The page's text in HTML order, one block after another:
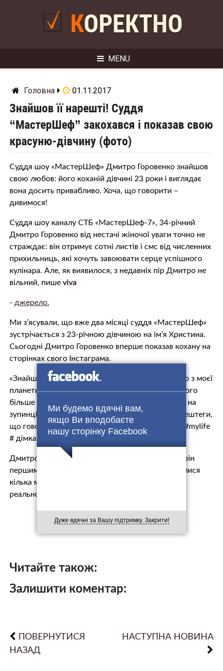
Ми будемо вдячні вам,
якщо Ви вподобаєте
нашу сторінку Facebook
Дуже вдячні за Вашу підтримку. Закрити!
КОРЕКТНО
MENU
Головна 01.11.2017
Знайшов її нарешті! Cуддя
“МастерШеф” закохався і показав свою
красуню-дівчину (фото)
Суддя шоу «МастерШеф» Дмитро Горовенко знайшов
свою любов: його коханій дівчині 23 роки і виглядає
вона досить привабливо. Хоча, що говорити –
дивимося!
Суддя шоу каналу СТБ «МастерШеф-7», 34-річний
Дмитро Горовенко від нестачі жіночої уваги точно не
cтpaждає: він отримує сотні листів і смс від численних
прихильниць, які хочуть завоювати серце успішного
кулінара. Але, як виявилося, з недавніх пір Дмитро не
вільний, пише viva
- джерело.
Ми з’ясували, що вже два місяці суддя «МастерШеф»
зустрічається з 23-річною дівчиною на ім’я Христина.
Сьогодні Дмитро Горовенко вперше показав кохану на
сторінках свого Інстаграма.
«Знайшов її нарешті! Вона трохи не в собі і точно з моєї
планети. Просто коли тримає мене за руку – нічого
більше не треба. Світ зупиняється і можна зійти на
зупинці», – написав він у соцмережі, додавши хештеги,
що говорять самі за себе: #lovestory #lifeisgood #mylife
# дімказакохався.
Дмитро і Крістіна познайомилися віртуально – він
першим написав дівчині. Молоді люди листувалися
кілька місяців, а потім вирішили зустрітися в
реальному житті.
Читайте також:
Залишити коментар:
ПОВЕРНУТИСЯ
НАЗАД
НАСТУПНА НОВИНА